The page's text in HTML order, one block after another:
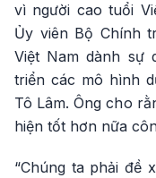
vì người cao tuổi
Ủy viên Bộ Chính
Việt Nam dành sự
triển các mô hình
Tô Lâm. Ông cho
hiện tốt hơn nữa
“Chúng ta phải đề